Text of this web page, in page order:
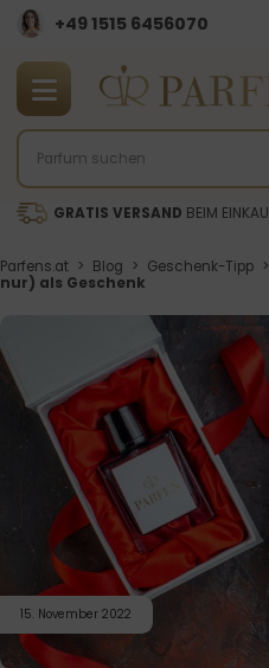
+49 1515 6456070
GRATIS VERSAND BEIM
Parfens.at > Blog > Geschenk-Tipp >
nur) als Geschenk
15. November 2022